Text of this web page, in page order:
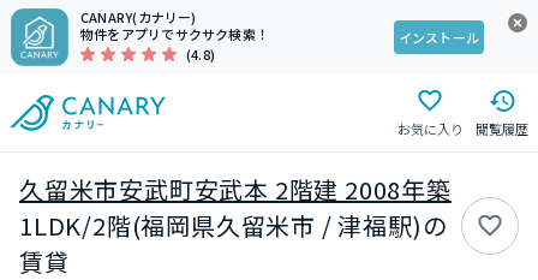
CANARY(カナリー)
物件をアプリでサクサク検索！
(4.8)
インストール
お気に入り 閲覧履歴
久留米市安武町安武本 2階建 2008年築
1LDK/2階(福岡県久留米市 / 津福駅)の
賃貸